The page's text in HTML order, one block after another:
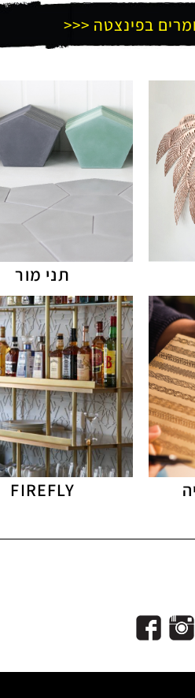
תני מור
FIREFLY